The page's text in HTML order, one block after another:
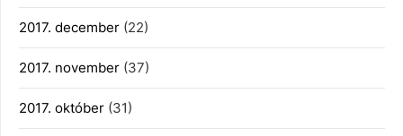
2017. december (22)
2017. november (37)
2017. október (31)